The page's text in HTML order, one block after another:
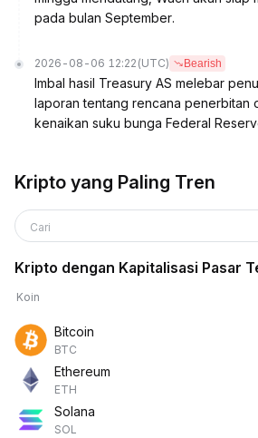
pada bulan September.
2026-08-06 12:22 (UTC) Bearish
Imbal hasil Treasury AS melebar
laporan tentang rencana penerbitan
kenaikan suku bunga Federal
Kripto yang Paling Tren
Cari
Kripto dengan Kapitalisasi Pasar
Koin
Bitcoin
BTC
Ethereum
ETH
Solana
SOL